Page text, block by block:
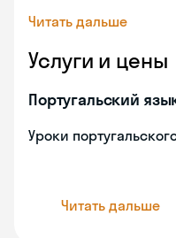
Читать дальше
Услуги и цены
Португальский
Уроки
Читать дальше